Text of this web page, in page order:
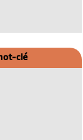
clé